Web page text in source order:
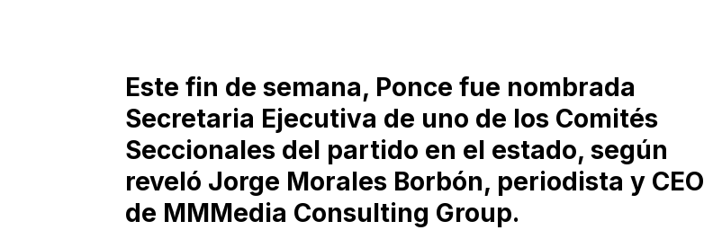
Este fin de semana, Ponce fue nombrada
Secretaria Ejecutiva de uno de los Comités
Seccionales del partido en el estado, según
reveló Jorge Morales Borbón, periodista y CEO
de MMMedia Consulting Group.